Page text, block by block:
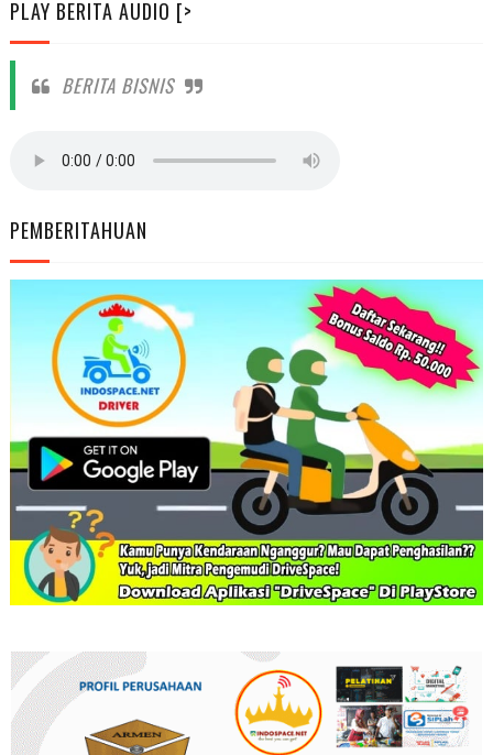
PLAY BERITA AUDIO [>
BERITA BISNIS
PEMBERITAHUAN